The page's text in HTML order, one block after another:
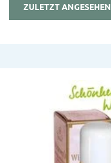
ZULETZT ANGESEHEN